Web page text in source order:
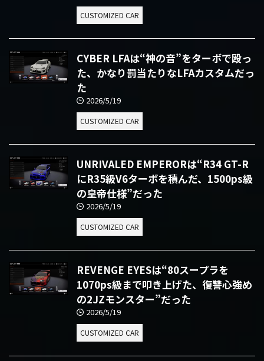
CUSTOMIZED CAR
CYBER LFAは“神の音”をターボで殴っ
た、かなり罰当たりなLFAカスタムだっ
た
2026/5/19
CUSTOMIZED CAR
UNRIVALED EMPERORは“R34 GT-R
にR35級V6ターボを積んだ、1500ps級
の皇帝仕様”だった
2026/5/19
CUSTOMIZED CAR
REVENGE EYESは“80スープラを
1070ps級まで叩き上げた、復讐心強め
の2JZモンスター”だった
2026/5/19
CUSTOMIZED CAR